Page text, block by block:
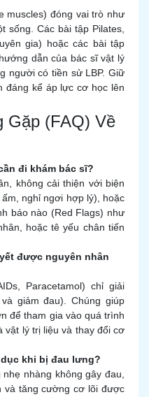
muscles) đóng vai trò như
sống. Các bài tập Pilates,
gia) hoặc các bài tập
dẫn của bác sĩ vật lý
người có tiền sử LBP. Giữ
đáng kể áp lực cơ học lên
Gặp (FAQ) Về
đi khám bác sĩ?
không cải thiện với biện
nghỉ ngơi hợp lý), hoặc
báo nào (Red Flags) như
hoặc tê yếu chân tiến
được nguyên nhân
Paracetamol) chỉ giải
giảm đau). Chúng giúp
để tham gia vào quá trình
vật lý trị liệu và thay đổi cơ
khi bị đau lưng?
nhàng không gây đau,
và tăng cường cơ lõi được